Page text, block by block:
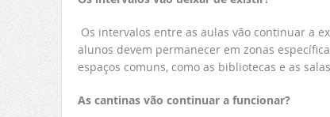
Os intervalos entre as aulas vão continuar a
alunos devem permanecer em zonas
espaços comuns, como as bibliotecas e as
As cantinas vão continuar a funcionar?